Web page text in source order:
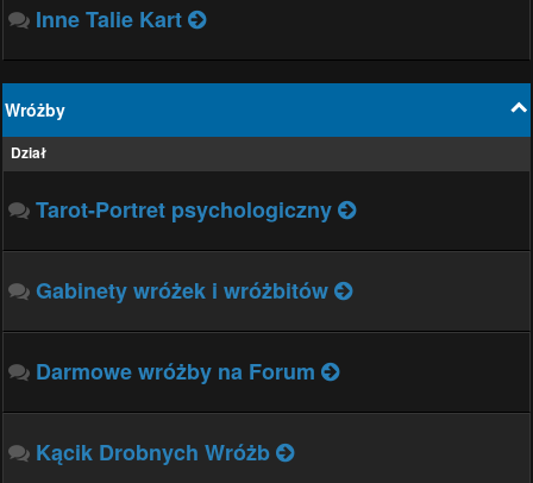
Inne Talie Kart
Wróżby
Dział
Tarot-Portret psychologiczny
Gabinety wróżek i wróżbitów
Darmowe wróżby na Forum
Kącik Drobnych Wróżb